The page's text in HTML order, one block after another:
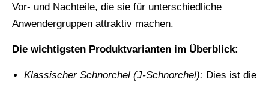
Vor- und Nachteile, die sie für unterschiedliche
Anwendergruppen attraktiv machen.
Die wichtigsten Produktvarianten im Überblick:
Klassischer Schnorchel (J-Schnorchel): Dies ist die